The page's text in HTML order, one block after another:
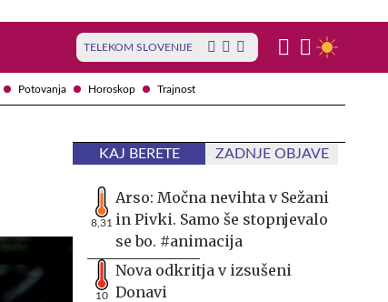
Potovanja Horoskop Trajnost
TELEKOM SLOVENIJE
KAJ BERETE ZADNJE OBJAVE
8,31
Arso: Močna nevihta v Sežani
in Pivki. Samo še stopnjevalo
se bo. #animacija
10
Nova odkritja v izsušeni
Donavi